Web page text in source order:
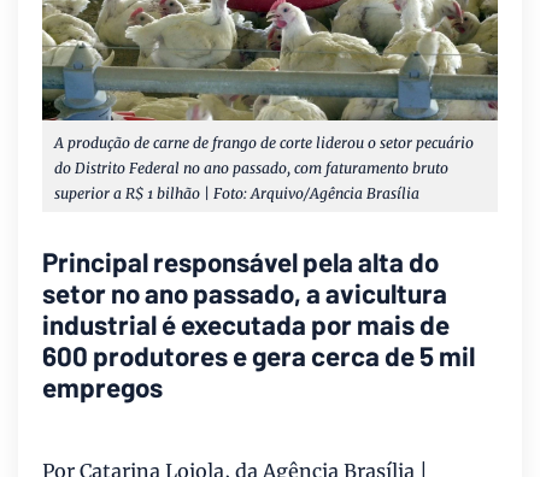
A produção de carne de frango de corte liderou o setor pecuário
do Distrito Federal no ano passado, com faturamento bruto
superior a R$ 1 bilhão | Foto: Arquivo/Agência Brasília
Principal responsável pela alta do
setor no ano passado, a avicultura
industrial é executada por mais de
600 produtores e gera cerca de 5 mil
empregos
Por Catarina Loiola, da Agência Brasília |